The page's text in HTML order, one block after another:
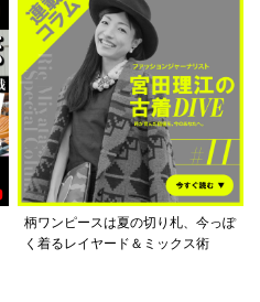
柄ワンピースは夏の切り札、今っぽ
く着るレイヤード＆ミックス術